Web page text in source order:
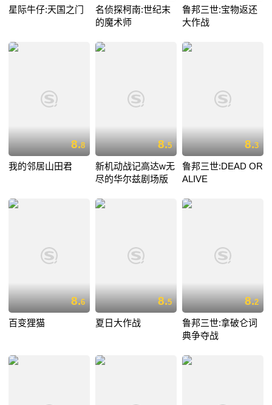
星际牛仔:天国之门
名侦探柯南:世纪末
的魔术师
鲁邦三世:宝物返还
大作战
8.8
我的邻居山田君
8.5
新机动战记高达w无
尽的华尔兹剧场版
8.3
鲁邦三世:DEAD OR
ALIVE
8.6
百变狸猫
8.5
夏日大作战
8.2
鲁邦三世:拿破仑词
典争夺战